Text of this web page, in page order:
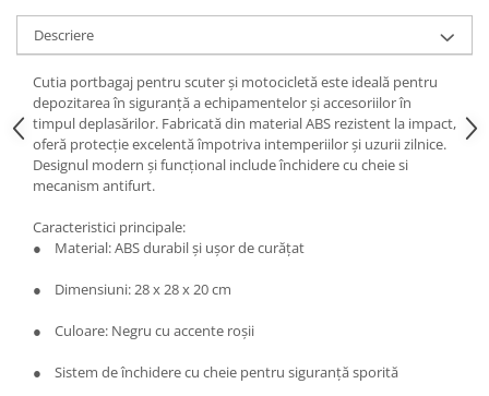
Descriere
Cutia portbagaj pentru scuter și motocicletă este ideală pentru
depozitarea în siguranță a echipamentelor și accesoriilor în
timpul deplasărilor. Fabricată din material ABS rezistent la impact,
oferă protecție excelentă împotriva intemperiilor și uzurii zilnice.
Designul modern și funcțional include închidere cu cheie si
mecanism antifurt.
Caracteristici principale:
● Material: ABS durabil și ușor de curățat
● Dimensiuni: 28 x 28 x 20 cm
● Culoare: Negru cu accente roșii
● Sistem de închidere cu cheie pentru siguranță sporită